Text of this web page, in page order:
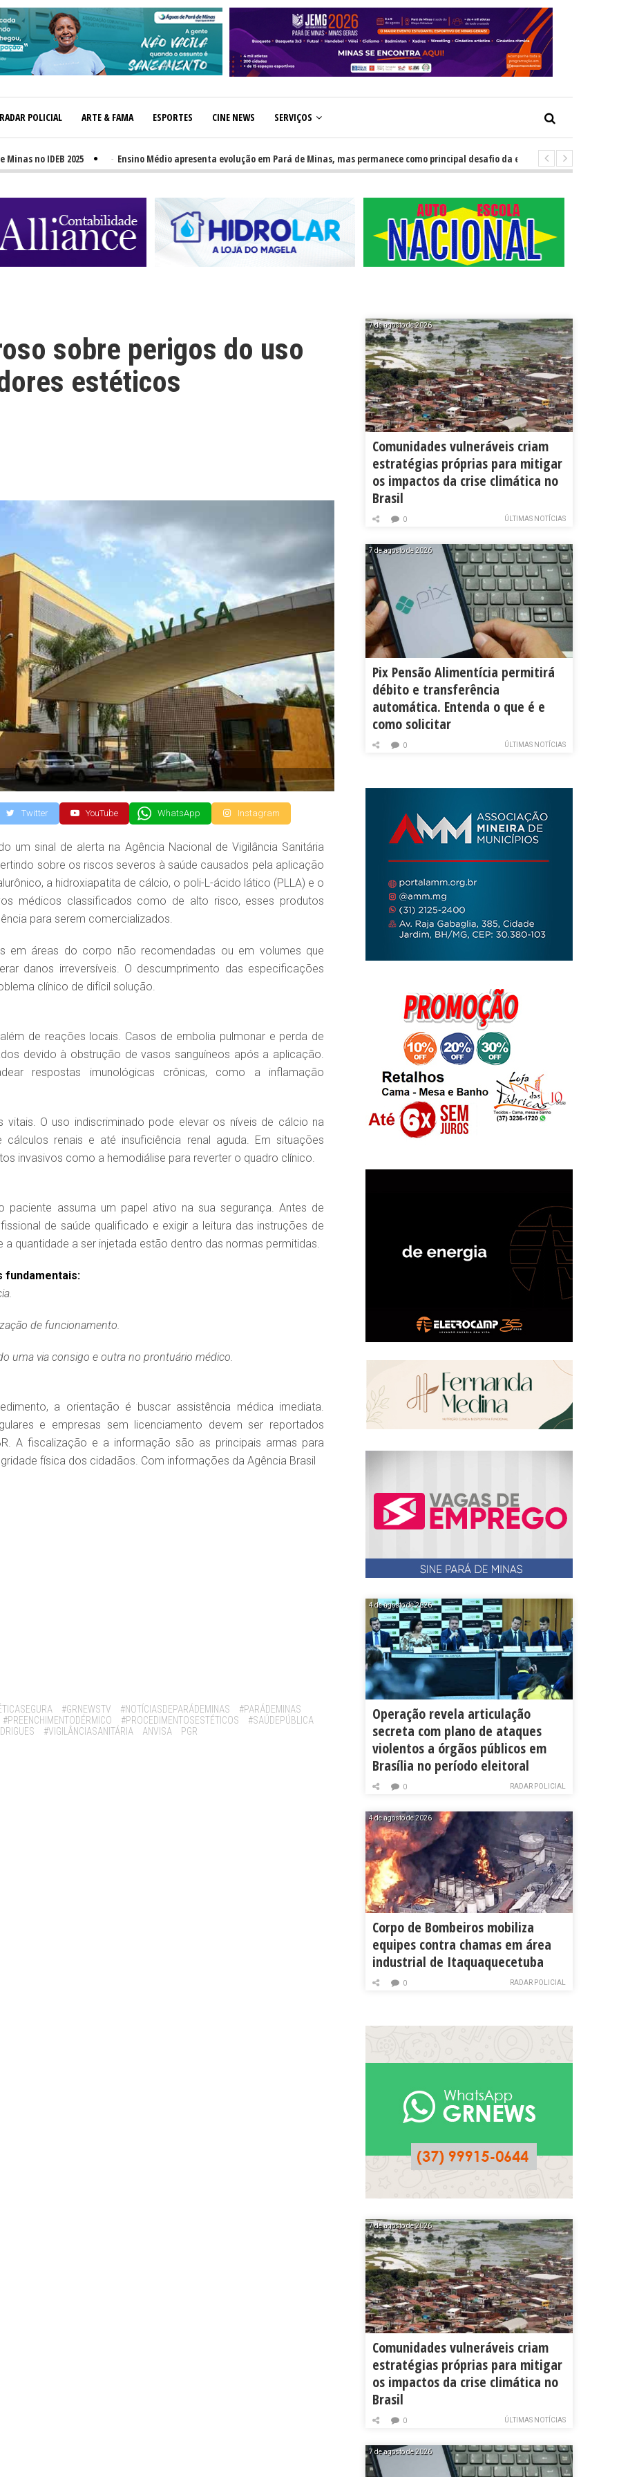
RADAR POLICIAL ARTE & FAMA ESPORTES CINE NEWS SERVIÇOS
no IDEB 2025 Ensino Médio apresenta evolução em Pará de Minas, mas permanece como principal desafio da educação Escolas
sobre perigos do uso
estéticos
Twitter YouTube WhatsApp Instagram
um sinal de alerta na Agência Nacional de Vigilância Sanitária
sobre os riscos severos à saúde causados pela aplicação
a hidroxiapatita de cálcio, o poli-L-ácido lático (PLLA) e o
médicos classificados como de alto risco, esses produtos
para serem comercializados.
em áreas do corpo não recomendadas ou em volumes que
danos irreversíveis. O descumprimento das especificações
clínico de difícil solução.
de reações locais. Casos de embolia pulmonar e perda de
devido à obstrução de vasos sanguíneos após a aplicação.
respostas imunológicas crônicas, como a inflamação
O uso indiscriminado pode elevar os níveis de cálcio na
renais e até insuficiência renal aguda. Em situações
invasivos como a hemodiálise para reverter o quadro clínico.
paciente assuma um papel ativo na sua segurança. Antes de
de saúde qualificado e exigir a leitura das instruções de
quantidade a ser injetada estão dentro das normas permitidas.
fundamentais:
de funcionamento.
uma via consigo e outra no prontuário médico.
a orientação é buscar assistência médica imediata.
e empresas sem licenciamento devem ser reportados
A fiscalização e a informação são as principais armas para
física dos cidadãos. Com informações da Agência Brasil
#GRNEWSTV #NOTÍCIASDEPARÁDEMINAS
#PARÁDEMINAS
#PREENCHIMENTODÉRMICO #PROCEDIMENTOSESTÉTICOS
#SAÚDEPÚBLICA
#VIGILÂNCIASANITÁRIA ANVISA PGR
7 de agosto de 2026
Comunidades vulneráveis criam
estratégias próprias para mitigar
os impactos da crise climática no
Brasil
ÚLTIMAS NOTÍCIAS
0
7 de agosto de 2026
Pix Pensão Alimentícia permitirá
débito e transferência
automática. Entenda o que é e
como solicitar
ÚLTIMAS NOTÍCIAS
0
4 de agosto de 2026
Operação revela articulação
secreta com plano de ataques
violentos a órgãos públicos em
Brasília no período eleitoral
RADAR POLICIAL
0
4 de agosto de 2026
Corpo de Bombeiros mobiliza
equipes contra chamas em área
industrial de Itaquaquecetuba
RADAR POLICIAL
0
7 de agosto de 2026
Comunidades vulneráveis criam
estratégias próprias para mitigar
os impactos da crise climática no
Brasil
ÚLTIMAS NOTÍCIAS
0
7 de agosto de 2026